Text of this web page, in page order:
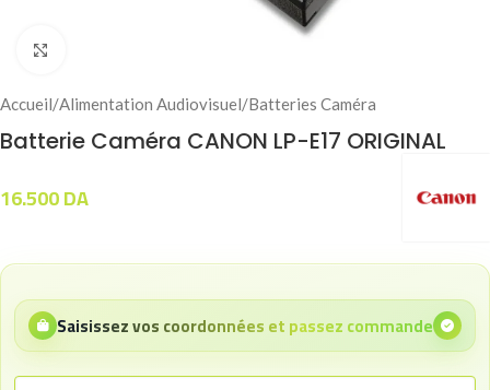
Accueil/Alimentation Audiovisuel/Batteries Caméra
Batterie Caméra CANON LP-E17 ORIGINAL
16.500DA
Saisissez vos coordonnées et passez commande